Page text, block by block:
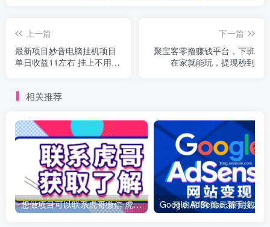
上一篇
最新项目妙音电脑挂机项目
单日收益11左右 挂上不用管
下一篇
聚宝客零撸赚钱平台，下班
在家就能玩，提现秒到
相关推荐
想做项目可以联系虎哥微信 虎哥一对一解答并且远程视频教学